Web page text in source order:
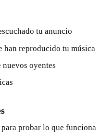
tu anuncio
han reproducido tu música
nuevos oyentes
probar lo que funciona